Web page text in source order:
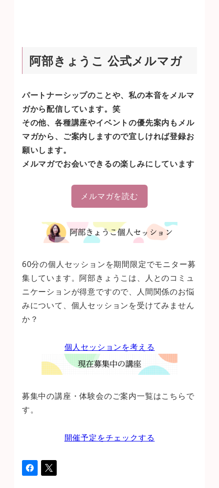
阿部きょうこ 公式メルマガ
パートナーシップのことや、私の本音をメルマ
ガから配信しています。笑
その他、各種講座やイベントの優先案内もメル
マガから、ご案内しますので宜しければ登録お
願いします。
メルマガでお会いできるの楽しみにしています
メルマガを読む
60分の個人セッションを期間限定でモニター募
集しています。阿部きょうこは、人とのコミュ
ニケーションが得意ですので、人間関係のお悩
みについて、個人セッションを受けてみません
か？
個人セッションを考える
募集中の講座・体験会のご案内一覧はこちらで
す。
開催予定をチェックする